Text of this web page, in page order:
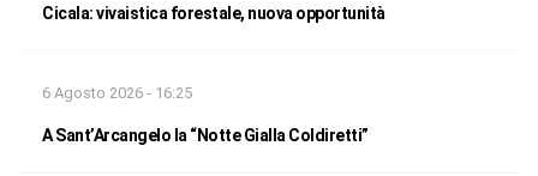
Cicala: vivaistica forestale, nuova opportunità
6 Agosto 2026 - 16:25
A Sant’Arcangelo la “Notte Gialla Coldiretti”